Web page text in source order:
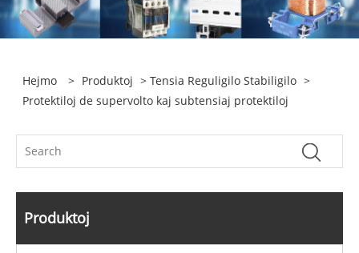
Hejmo > Produktoj >Tensia Reguligilo Stabiligilo >
Protektiloj de supervolto kaj subtensiaj protektiloj
Produktoj